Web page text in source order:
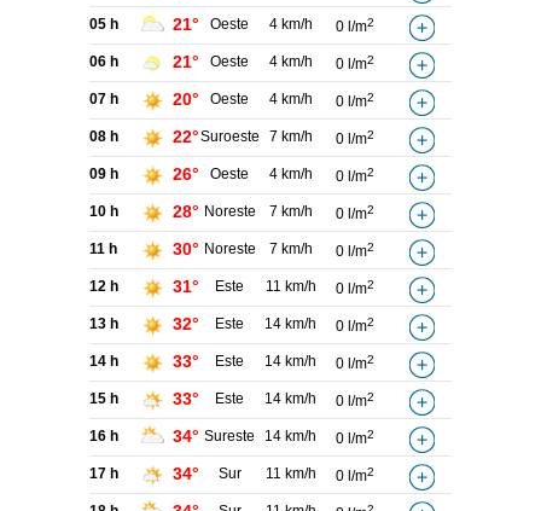
05 h 21° Oeste 4 km/h 0 l/m2
06 h 21° Oeste 4 km/h 0 l/m2
07 h 20° Oeste 4 km/h 0 l/m2
08 h 22°Suroeste 7 km/h 0 l/m2
09 h 26° Oeste 4 km/h 0 l/m2
10 h 28° Noreste 7 km/h 0 l/m2
11 h 30° Noreste 7 km/h 0 l/m2
12 h 31° Este 11 km/h 0 l/m2
13 h 32° Este 14 km/h 0 l/m2
14 h 33° Este 14 km/h 0 l/m2
15 h 33° Este 14 km/h 0 l/m2
16 h 34° Sureste 14 km/h 0 l/m2
17 h 34° Sur 11 km/h 0 l/m2